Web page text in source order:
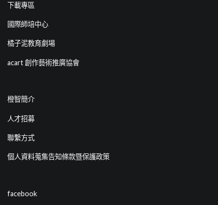
下載專區
國際師培中心
橘子泥教育劇場
acart 創作藝術推廣協會
橙智簡介
人才招募
聯繫方式
個人資料蒐集告知條款暨保護政策
facebook